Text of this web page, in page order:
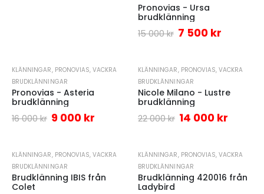
Pronovias - Ursa
brudklänning
15 000kr 7 500 kr
-44%
KLÄNNINGAR, PRONOVIAS,VACKRA
BRUDKLÄNNINGAR
Pronovias - Asteria
brudklänning
16 000kr 9 000 kr
-36%
KLÄNNINGAR, PRONOVIAS,VACKRA
BRUDKLÄNNINGAR
Nicole Milano - Lustre
brudklänning
22 000kr 14 000 kr
-42%
KLÄNNINGAR, PRONOVIAS,VACKRA
BRUDKLÄNNINGAR
Brudklänning IBIS från
Colet
-24%
KLÄNNINGAR, PRONOVIAS,VACKRA
BRUDKLÄNNINGAR
Brudklänning 420016 från
Ladybird